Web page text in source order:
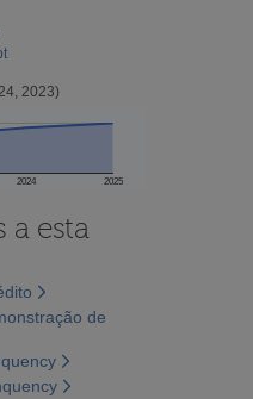
2023)
2024 2025
a esta
de